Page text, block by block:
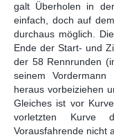
galt Überholen in
einfach, doch auf
durchaus möglich.
Ende der Start- und
der 58 Rennrunden
seinem
heraus vorbeiziehen
Gleiches ist vor
vorletzten Kurve
Vorausfahrende nicht